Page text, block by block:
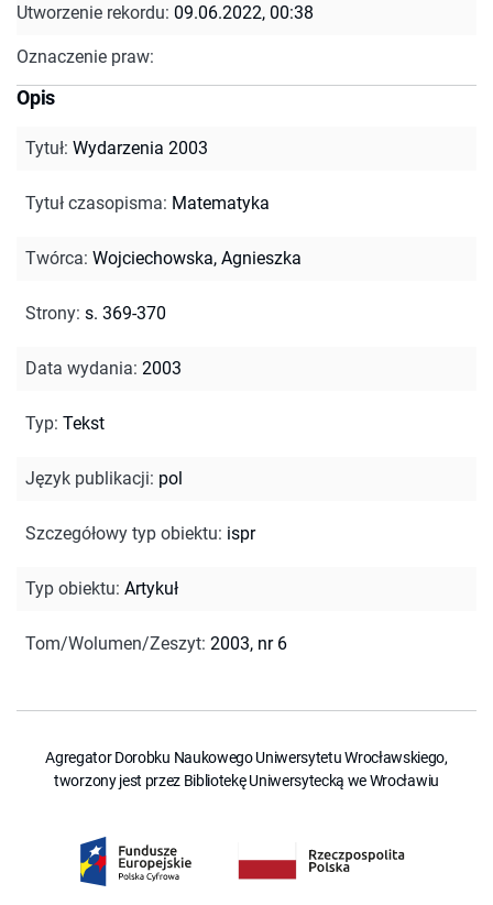
Utworzenie rekordu: 09.06.2022, 00:38
Oznaczenie praw:
Opis
Tytuł: Wydarzenia 2003
Tytuł czasopisma: Matematyka
Twórca: Wojciechowska, Agnieszka
Strony: s. 369-370
Data wydania: 2003
Typ: Tekst
Język publikacji: pol
Szczegółowy typ obiektu: ispr
Typ obiektu: Artykuł
Tom/Wolumen/Zeszyt: 2003, nr 6
Agregator Dorobku Naukowego Uniwersytetu Wrocławskiego,
tworzony jest przez Bibliotekę Uniwersytecką we Wrocławiu